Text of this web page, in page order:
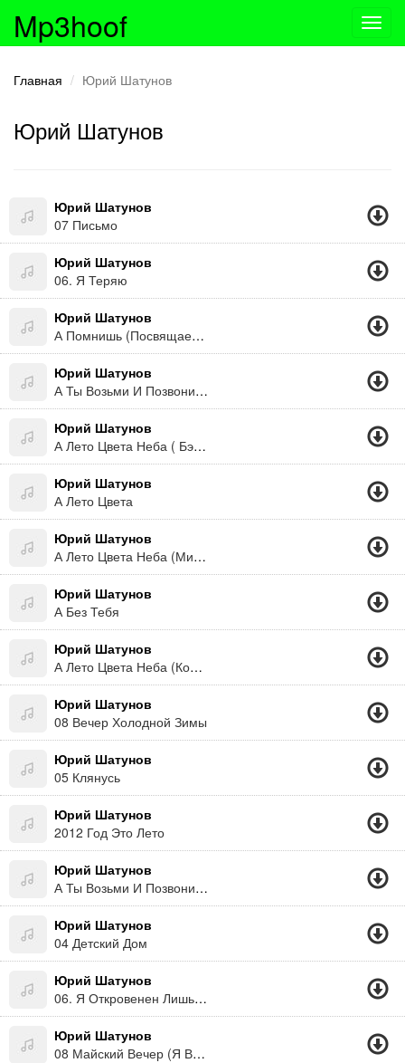
Mp3hoof
Главная Юрий Шатунов
Юрий Шатунов
Юрий Шатунов
07 Письмо
Юрий Шатунов
06. Я Теряю
Юрий Шатунов
А Помнишь (Посвящается 70-М Годам)
Юрий Шатунов
А Ты Возьми И Позвони А Ты Возьми И Позвони
Юрий Шатунов
А Лето Цвета Неба ( Бэк) (Минус)
Юрий Шатунов
А Лето Цвета
Юрий Шатунов
А Лето Цвета Неба (Минус)
Юрий Шатунов
А Без Тебя
Юрий Шатунов
А Лето Цвета Неба (Концерт 03.10.2013)
Юрий Шатунов
08 Вечер Холодной Зимы
Юрий Шатунов
05 Клянусь
Юрий Шатунов
2012 Год Это Лето
Юрий Шатунов
А Ты Возьми И Позвони (Рингтон)
Юрий Шатунов
04 Детский Дом
Юрий Шатунов
06. Я Откровенен Лишь С Луной
Юрий Шатунов
08 Майский Вечер (Я Верю 2012)